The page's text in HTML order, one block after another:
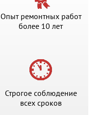
Опыт ремонтных работ
более 10 лет
Строгое соблюдение
всех сроков